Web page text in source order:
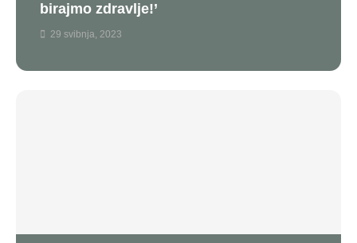
birajmo zdravlje!’
29 svibnja, 2023